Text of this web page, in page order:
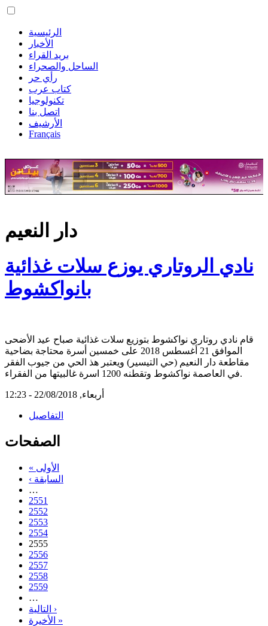
الرئيسية
الأخبار
بريد القراء
الساحل والصحراء
رأي حر
كتاب عرب
تكنولوجيا
اتصل بنا
الأرشيف
Français
دار النعيم
نادي الروتاري يوزع سلات غذائية
بانواكشوط
قام نادي روتاري نواكشوط بتوزيع سلات غذائية صباح عيد الأضحى
الموافق 21 أغسطس 2018 على خمسين أسرة محتاجة بضاحية
مقاطعة دار النعيم (حي التيسير) ويعتبر هذ الحي من جيوب الفقر
في العاصمة نواكشوط وتقطنه 1200 اسرة غالبيتها من الفقراء.
أربعاء, 22/08/2018 - 12:23
التفاصيل
الصفحات
« الأولى
‹ السابقة
…
2551
2552
2553
2554
2555
2556
2557
2558
2559
…
التالية ›
الأخيرة »